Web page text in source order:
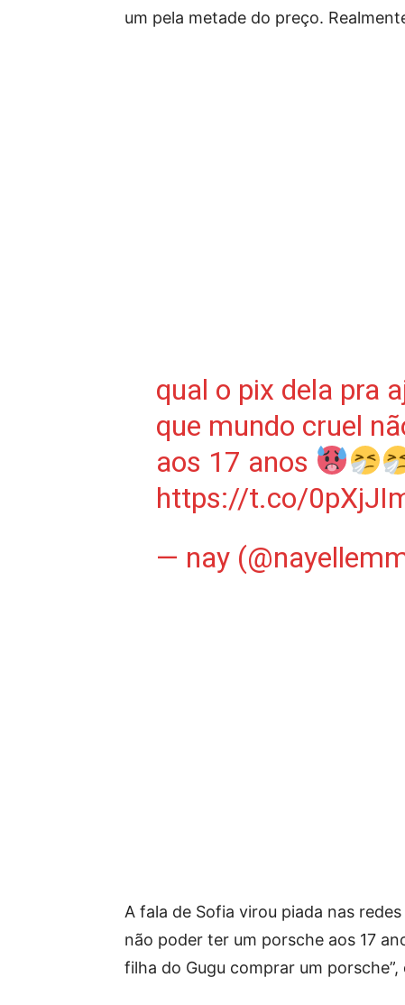
um pela metade do preço.
qual o pix dela pra
que mundo cruel
aos 17 anos
https://t.co/
— nay
A fala de Sofia virou piada nas
não poder ter um porsche aos 17
filha do Gugu comprar um porsche”,